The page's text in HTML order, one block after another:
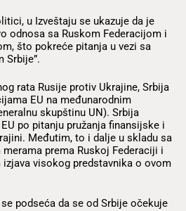
u Izveštaju se ukazuje da je
odnosa sa Ruskom Federacijom i
što pokreće pitanja u vezi sa
Srbije”.
rata Rusije protiv Ukrajine, Srbija
EU na međunarodnim
skupštinu UN). Srbija
po pitanju pružanja finansijske i
Međutim, to i dalje u skladu sa
prema Ruskoj Federaciji i
visokog predstavnika o ovom
podseća da se od Srbije očekuje